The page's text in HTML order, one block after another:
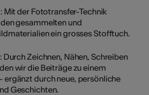
Mit der Fototransfer-Technik
gesammelten und
ein grosses Stofftuch.
Durch Zeichnen, Nähen, Schreiben
wir die Beiträge zu einem
ergänzt durch neue, persönliche
Geschichten.